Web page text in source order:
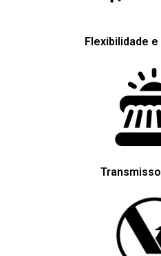
Flexibilidade